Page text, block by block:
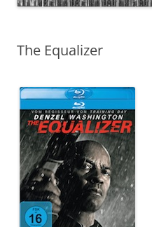
The Equalizer